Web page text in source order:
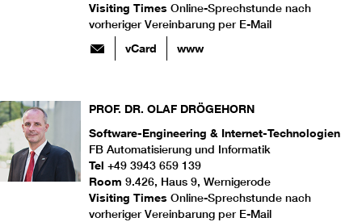
Visiting Times Online-Sprechstunde nach
vorheriger Vereinbarung per E-Mail
vCard www
PROF. DR. OLAF DRÖGEHORN
Software-Engineering & Internet-Technologien
FB Automatisierung und Informatik
Tel +49 3943 659 139
Room 9.426, Haus 9, Wernigerode
Visiting Times Online-Sprechstunde nach
vorheriger Vereinbarung per E-Mail